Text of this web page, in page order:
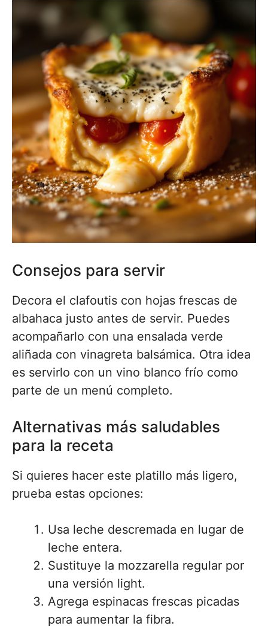
Consejos para servir
Decora el clafoutis con hojas frescas de
albahaca justo antes de servir. Puedes
acompañarlo con una ensalada verde
aliñada con vinagreta balsámica. Otra idea
es servirlo con un vino blanco frío como
parte de un menú completo.
Alternativas más saludables
para la receta
Si quieres hacer este platillo más ligero,
prueba estas opciones:
Usa leche descremada en lugar de
leche entera.
Sustituye la mozzarella regular por
una versión light.
Agrega espinacas frescas picadas
para aumentar la fibra.